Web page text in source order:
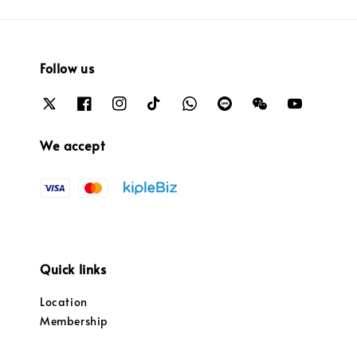
Follow us
We accept
Quick links
Location
Membership